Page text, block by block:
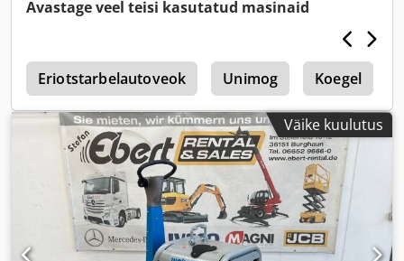
Avastage veel teisi kasutatud masinaid
Eriotstarbelautoveok Unimog Koegel
Väike kuulutus